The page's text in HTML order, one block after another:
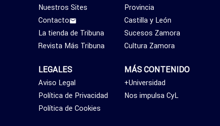
Provincia
Castilla y León
Sucesos Zamora
Cultura Zamora
MÁS CONTENIDO
+Universidad
Nos impulsa CyL
Nuestros Sites
Contacto
La tienda de Tribuna
Revista Más Tribuna
LEGALES
Aviso Legal
Política de Privacidad
Política de Cookies